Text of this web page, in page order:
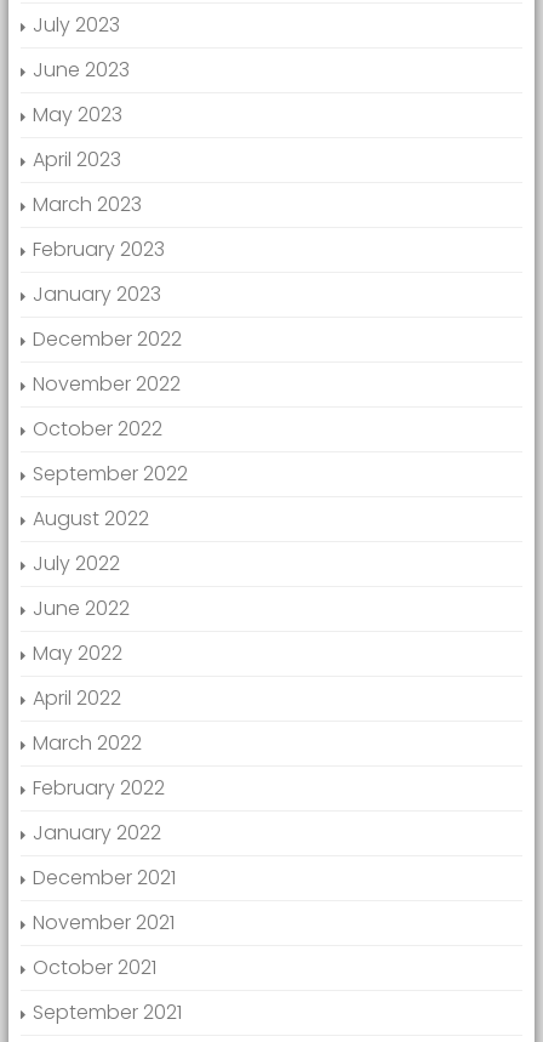
July 2023
June 2023
May 2023
April 2023
March 2023
February 2023
January 2023
December 2022
November 2022
October 2022
September 2022
August 2022
July 2022
June 2022
May 2022
April 2022
March 2022
February 2022
January 2022
December 2021
November 2021
October 2021
September 2021